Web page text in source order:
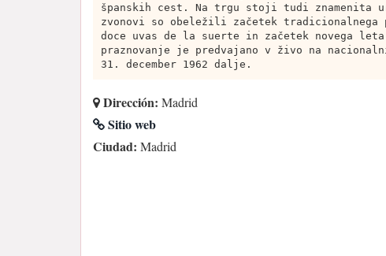
španskih cest. Na trgu stoji tudi znamenita
zvonovi so obeležili začetek tradicionalnega
doce uvas de la suerte in začetek novega
praznovanje je predvajano v živo na
31. december 1962 dalje.
Dirección: Madrid
Sitio web
Ciudad: Madrid